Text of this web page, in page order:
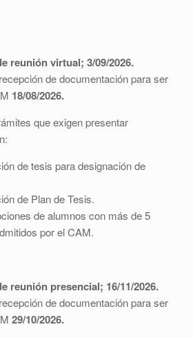
reunión virtual; 3/09/2026.
de documentación para ser
18/08/2026.
que exigen presentar
de tesis para designación de
de Plan de Tesis.
de alumnos con más de 5
por el CAM.
reunión presencial; 16/11/2026.
de documentación para ser
29/10/2026.